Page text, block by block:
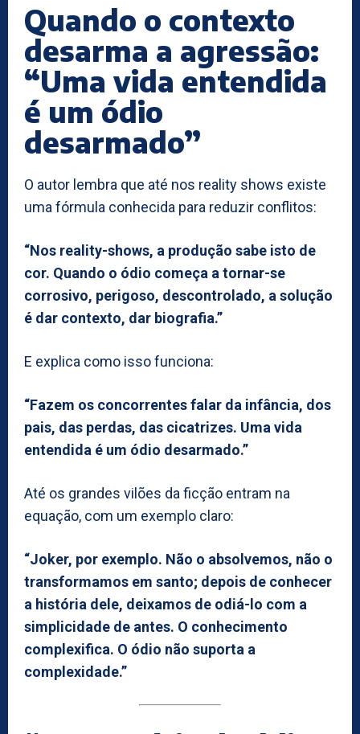
Quando o contexto
desarma a agressão:
“Uma vida entendida
é um ódio
desarmado”
O autor lembra que até nos reality shows existe
uma fórmula conhecida para reduzir conflitos:
“Nos reality-shows, a produção sabe isto de
cor. Quando o ódio começa a tornar-se
corrosivo, perigoso, descontrolado, a solução
é dar contexto, dar biografia.”
E explica como isso funciona:
“Fazem os concorrentes falar da infância, dos
pais, das perdas, das cicatrizes. Uma vida
entendida é um ódio desarmado.”
Até os grandes vilões da ficção entram na
equação, com um exemplo claro:
“Joker, por exemplo. Não o absolvemos, não o
transformamos em santo; depois de conhecer
a história dele, deixamos de odiá-lo com a
simplicidade de antes. O conhecimento
complexifica. O ódio não suporta a
complexidade.”